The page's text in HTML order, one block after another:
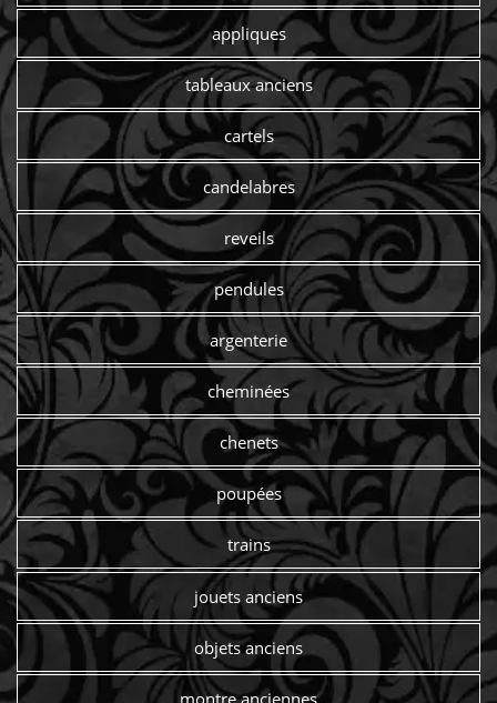
appliques
tableaux anciens
cartels
candelabres
reveils
pendules
argenterie
cheminées
chenets
poupées
trains
jouets anciens
objets anciens
montre anciennes